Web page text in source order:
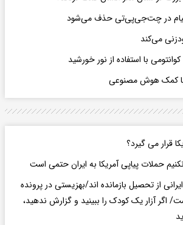
در چت‌جی‌پی‌تی حذف می‌شود
می‌کند
با استفاده از نور خورشید
قرار می گیرد؟
نکنیم حملات پیاپی آمریکا به ایران حتمی است
از تحصیل بازمانده اند/بهزیستی در پرونده
اگر آزار یک کودک را ببینید و گزارش ندهید،